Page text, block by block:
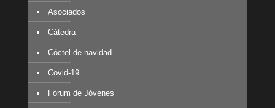
Asociados
Cátedra
Cóctel de navidad
Covid-19
Fórum de Jóvenes